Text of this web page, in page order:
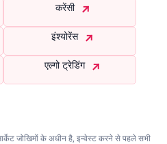
करेंसी
इंश्योरेंस
एल्गो ट्रेडिंग
जोखिमों के अधीन है, इन्वेस्ट करने से पहले सभी